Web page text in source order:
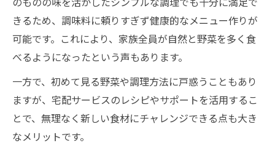
きるため、調味料に頼りすぎず健康的なメニュー作りが
可能です。これにより、家族全員が自然と野菜を多く食
べるようになったという声もあります。
一方で、初めて見る野菜や調理方法に戸惑うこともあり
ますが、宅配サービスのレシピやサポートを活用するこ
とで、無理なく新しい食材にチャレンジできる点も大き
なメリットです。